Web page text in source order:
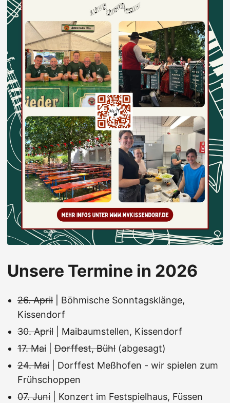
Unsere Termine in 2026
26. April | Böhmische Sonntagsklänge,
Kissendorf
30. April | Maibaumstellen, Kissendorf
17. Mai
Dorffest, Bühl (abgesagt)
24. Mai | Dorffest Meßhofen - wir spielen zum
Frühschoppen
07. Juni | Konzert im Festspielhaus, Füssen